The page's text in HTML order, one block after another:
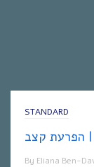
STANDARD
By Eliana Ben-